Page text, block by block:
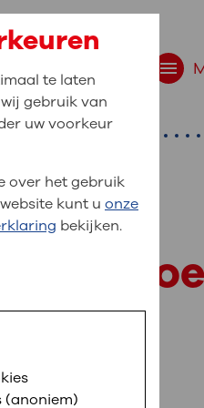
op
uw medische
MijnOLVG
te laten
gebruik van
uw voorkeur
over het gebruik
kunt u onze
bekijken.
(anoniem)